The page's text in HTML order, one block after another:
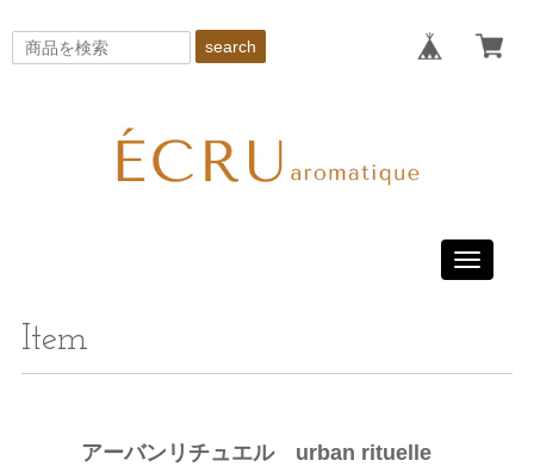
search
Toggle
Item
アーバンリチュエル urban rituelle